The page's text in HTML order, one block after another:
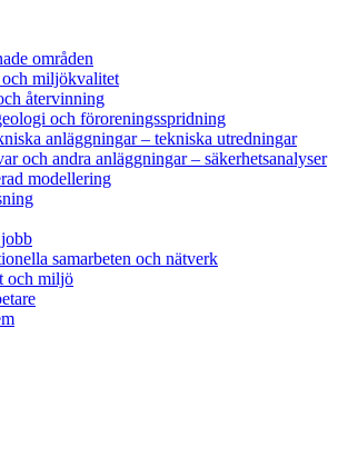
områden
och miljökvalitet
återvinning
och föroreningsspridning
anläggningar – tekniska utredningar
och andra anläggningar – säkerhetsanalyser
modellering
samarbeten och nätverk
och miljö